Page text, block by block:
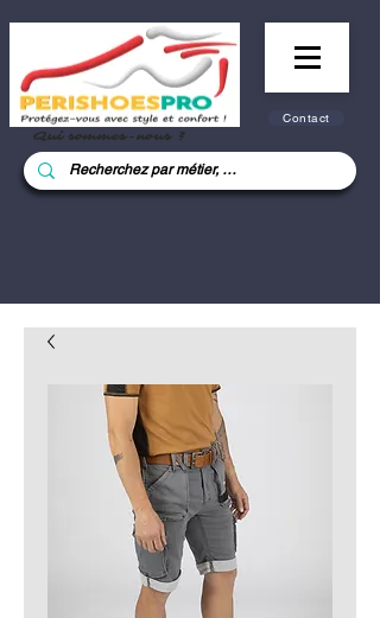
Contact
Qui sommes-nous ?